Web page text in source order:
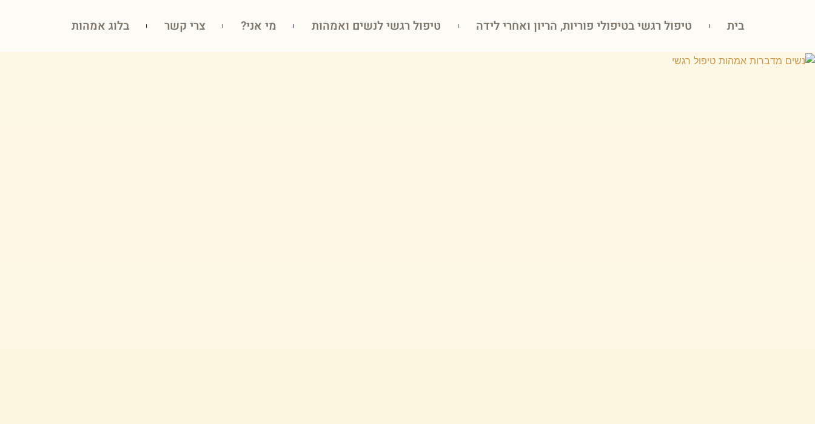
בית טיפול רגשי בטיפולי פוריות, הריון ואחרי לידה טיפול רגשי לנשים ואמהות מי אני? צרי קשר בלוג אמהות